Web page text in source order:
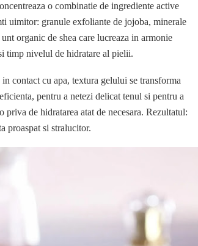
o combinatie de ingrediente active
uimitor: granule exfoliante de jojoba, minerale
organic de shea care lucreaza in armonie
timp nivelul de hidratare al pielii.
contact cu apa, textura gelului se transforma
pentru a netezi delicat tenul si pentru a
de hidratarea atat de necesara. Rezultatul:
proaspat si stralucitor.